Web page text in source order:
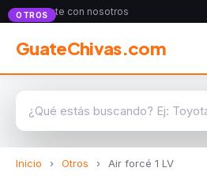
Anunciate con nosotros
GuateChivas.com
Inicio › Otros › Air forcé 1 LV
OTROS